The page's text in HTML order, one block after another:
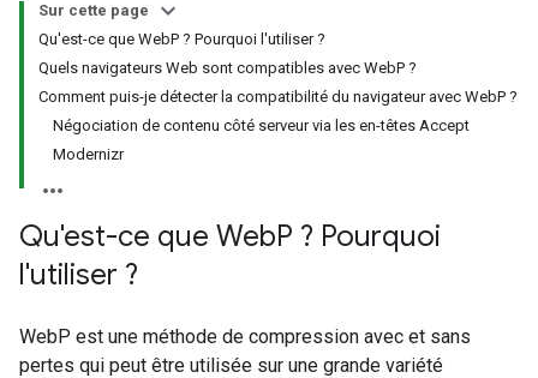
Sur cette page
Qu'est-ce que WebP ? Pourquoi l'utiliser ?
Quels navigateurs Web sont compatibles avec WebP ?
Comment puis-je détecter la compatibilité du navigateur avec WebP ?
Négociation de contenu côté serveur via les en-têtes Accept
Modernizr
Qu'est-ce que WebP ? Pourquoi
l'utiliser ?
WebP est une méthode de compression avec et sans
pertes qui peut être utilisée sur une grande variété